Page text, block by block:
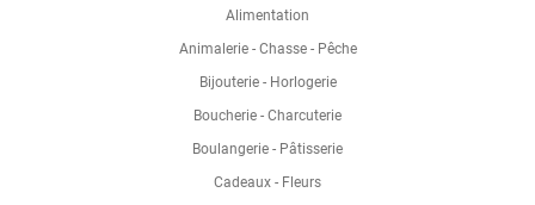
Alimentation
Animalerie - Chasse - Pêche
Bijouterie - Horlogerie
Boucherie - Charcuterie
Boulangerie - Pâtisserie
Cadeaux - Fleurs